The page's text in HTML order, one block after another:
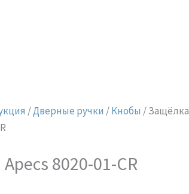
/Дверные ручки /Кнобы / Защёлка
8020-01-CR